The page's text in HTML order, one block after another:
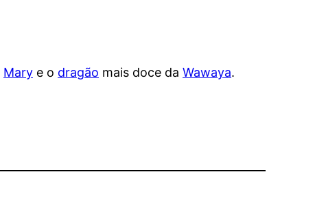
Mary e o dragão mais doce da Wawaya.